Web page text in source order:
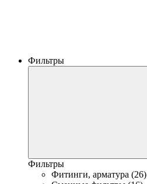
Фильтры
Фильтры
Фитинги, арматура (26)